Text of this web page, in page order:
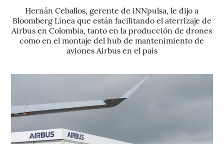
Hernán Ceballos, gerente de iNNpulsa, le dijo a
Bloomberg Línea que están facilitando el aterrizaje de
Airbus en Colombia, tanto en la producción de drones
como en el montaje del hub de mantenimiento de
aviones Airbus en el país